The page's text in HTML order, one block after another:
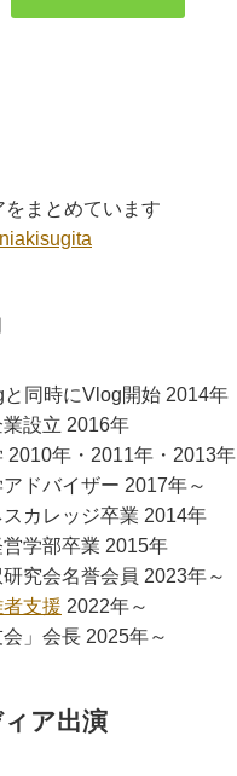
まとめています
と同時にVlog開始 2014年
業設立 2016年
2010年・2011年・2013年
ドバイザー 2017年～
カレッジ卒業 2014年
学部卒業 2015年
究会名誉会員 2023年～
支援 2022年～
」会長 2025年～
ア出演